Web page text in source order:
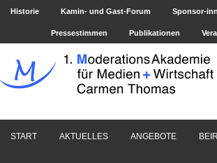
Historie Kamin- und Gast-Forum Sponsor-
Pressestimmen Publikationen
START AKTUELLES ANGEBOTE